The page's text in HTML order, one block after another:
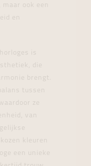
ook een
en
is
die
brengt.
tussen
ze
van
kleuren
een unieke